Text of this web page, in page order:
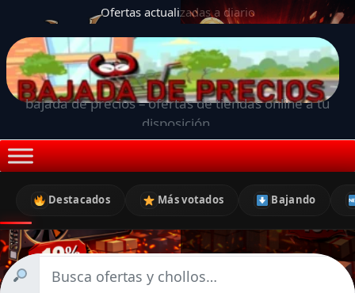
Ofertas actualizadas a diario
bajada de precios – ofertas de tiendas online a tu
disposición.
Destacados Más votados Bajando